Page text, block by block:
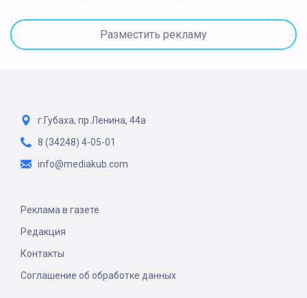
Разместить рекламу
г.Губаха, пр.Ленина, 44а
8 (34248) 4-05-01
info@mediakub.com
Реклама в газете
Редакция
Контакты
Соглашение об обработке данных